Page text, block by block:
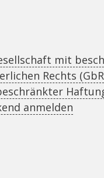
mit
Rechts
anmelden